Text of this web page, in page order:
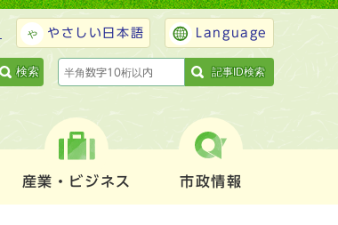
やさしい日本語 Language
検索 記事ID検索
産業・ビジネス 市政情報